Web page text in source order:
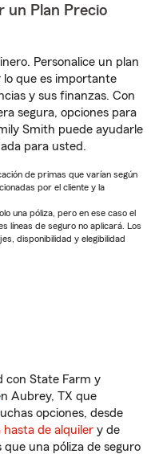
un Plan Precio
Personalice un plan
que es importante
y sus finanzas. Con
segura, opciones para
Smith puede ayudarle
para usted.
de primas que varían según
por el cliente y la
una póliza, pero en ese caso el
líneas de seguro no aplicará. Los
disponibilidad y elegibilidad
con State Farm y
Aubrey, TX que
opciones, desde
hasta de alquiler y de
que una póliza de seguro